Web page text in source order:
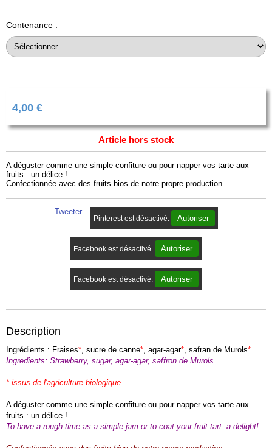
Contenance :
4,00 €
Article hors stock
A déguster comme une simple confiture ou pour napper vos tarte aux
fruits : un délice !
Confectionnée avec des fruits bios de notre propre production.
Tweeter
Pinterest est désactivé. Autoriser
Facebook est désactivé. Autoriser
Facebook est désactivé. Autoriser
Description
Ingrédients : Fraises*, sucre de canne*, agar-agar*, safran de Murols*.
Ingredients: Strawberry, sugar, agar-agar, saffron de Murols.
* issus de l'agriculture biologique
A déguster comme une simple confiture ou pour napper vos tarte aux
fruits : un délice !
To have a rough time as a simple jam or to coat your fruit tart: a delight!